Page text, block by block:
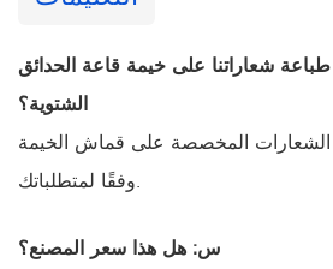
شعاراتنا على خيمة قاعة الحدائق
الشتوية؟
المخصصة على قماش الخيمة
وفقًا لمتطلباتك.
س: هل هذا سعر المصنع؟